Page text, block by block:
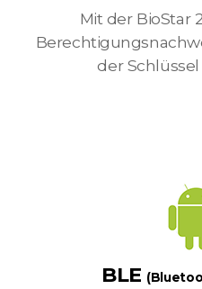
Mit der BioStar
der
BLE